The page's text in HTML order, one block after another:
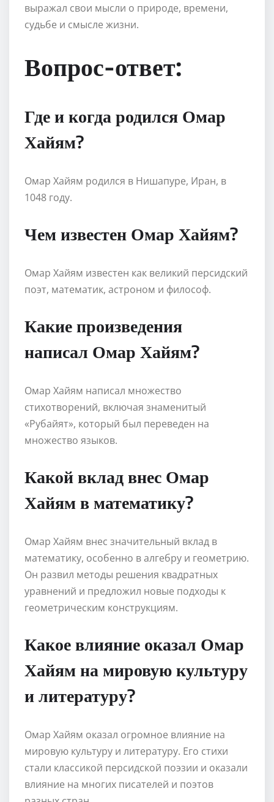
выражал свои мысли о природе, времени,
судьбе и смысле жизни.
Вопрос-ответ:
Где и когда родился Омар
Хайям?
Омар Хайям родился в Нишапуре, Иран, в
1048 году.
Чем известен Омар Хайям?
Омар Хайям известен как великий персидский
поэт, математик, астроном и философ.
Какие произведения
написал Омар Хайям?
Омар Хайям написал множество
стихотворений, включая знаменитый
«Рубайят», который был переведен на
множество языков.
Какой вклад внес Омар
Хайям в математику?
Омар Хайям внес значительный вклад в
математику, особенно в алгебру и геометрию.
Он развил методы решения квадратных
уравнений и предложил новые подходы к
геометрическим конструкциям.
Какое влияние оказал Омар
Хайям на мировую культуру
и литературу?
Омар Хайям оказал огромное влияние на
мировую культуру и литературу. Его стихи
стали классикой персидской поэзии и оказали
влияние на многих писателей и поэтов